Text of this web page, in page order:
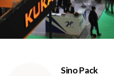
Sino Pack